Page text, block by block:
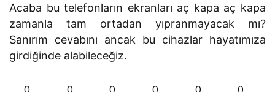
Acaba bu telefonların ekranları aç kapa aç kapa
zamanla tam ortadan yıpranmayacak mı?
Sanırım cevabını ancak bu cihazlar hayatımıza
girdiğinde alabileceğiz.
0 0 0 0 0 0